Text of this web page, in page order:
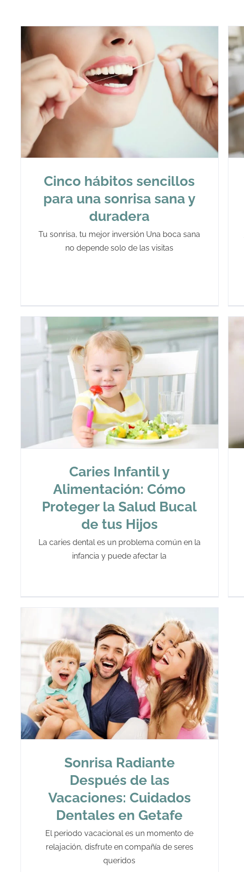
Cinco hábitos sencillos
para una sonrisa sana y
duradera
Tu sonrisa, tu mejor inversión Una boca sana
no depende solo de las visitas
Caries Infantil y
Alimentación: Cómo
Proteger la Salud Bucal
de tus Hijos
La caries dental es un problema común en la
infancia y puede afectar la
Sonrisa Radiante
Después de las
Vacaciones: Cuidados
Dentales en Getafe
El periodo vacacional es un momento de
relajación, disfrute en compañía de seres
queridos